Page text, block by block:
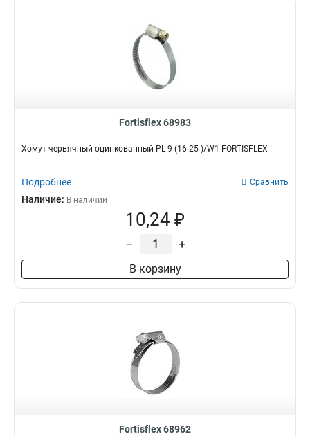
Fortisflex 68983
Хомут червячный оцинкованный PL-9 (16-25 )/W1 FORTISFLEX
Подробнее Сравнить
Наличие: В наличии
10,24 ₽
– +
В корзину
Fortisflex 68962